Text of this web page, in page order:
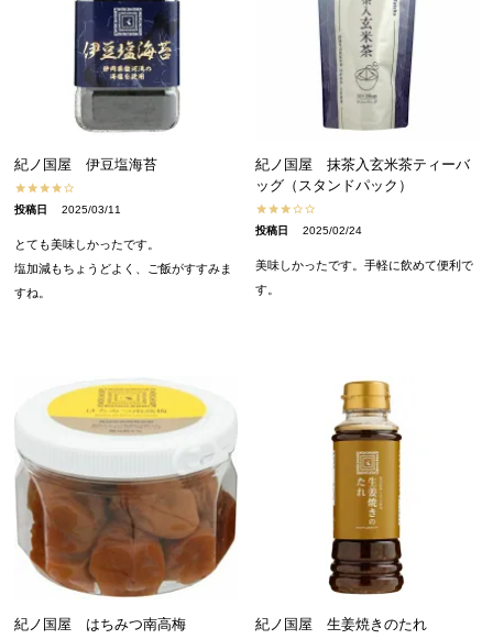
紀ノ国屋 伊豆塩海苔
投稿日 2025/03/11
とても美味しかったです。
塩加減もちょうどよく、ご飯がすすみま
すね。
紀ノ国屋 抹茶入玄米茶ティーバ
ッグ（スタンドパック）
投稿日 2025/02/24
美味しかったです。手軽に飲めて便利で
す。
紀ノ国屋 はちみつ南高梅 紀ノ国屋 生姜焼きのたれ